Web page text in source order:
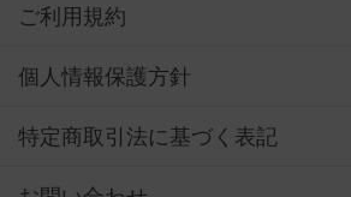
ご利用規約
個人情報保護方針
特定商取引法に基づく表記